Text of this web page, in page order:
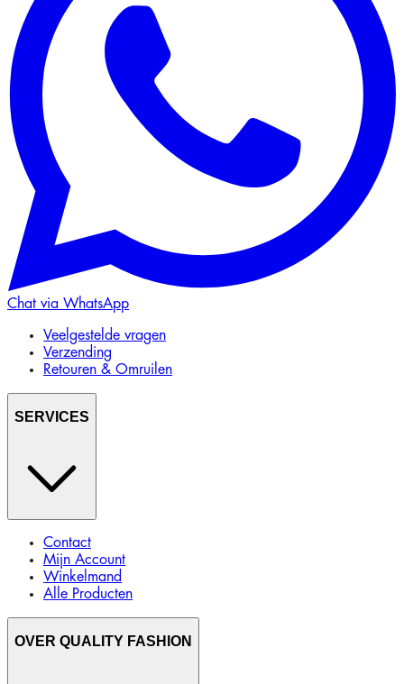
Chat via WhatsApp
Veelgestelde vragen
Verzending
Retouren & Omruilen
SERVICES
Contact
Mijn Account
Winkelmand
Alle Producten
OVER QUALITY FASHION